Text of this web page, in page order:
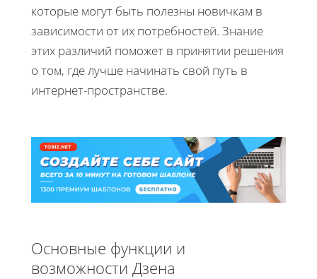
которые могут быть полезны новичкам в
зависимости от их потребностей. Знание
этих различий поможет в принятии решения
о том, где лучше начинать свой путь в
интернет-пространстве.
Основные функции и
возможности Дзена